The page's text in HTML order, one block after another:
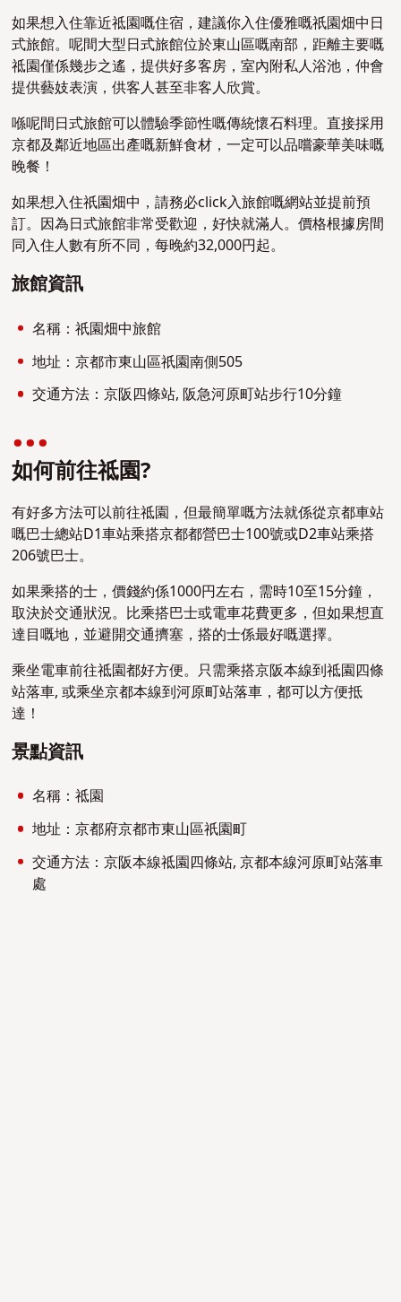
如果想入住靠近祗園嘅住宿，建議你入住優雅嘅祇園畑中日
式旅館。呢間大型日式旅館位於東山區嘅南部，距離主要嘅
祗園僅係幾步之遙，提供好多客房，室內附私人浴池，仲會
提供藝妓表演，供客人甚至非客人欣賞。
喺呢間日式旅館可以體驗季節性嘅傳統懷石料理。直接採用
京都及鄰近地區出產嘅新鮮食材，一定可以品嚐豪華美味嘅
晚餐！
如果想入住祇園畑中，請務必click入旅館嘅網站並提前預
訂。因為日式旅館非常受歡迎，好快就滿人。價格根據房間
同入住人數有所不同，每晚約32,000円起。
旅館資訊
名稱：祇園畑中旅館
地址：京都市東山區祇園南側505
交通方法：京阪四條站, 阪急河原町站步行10分鐘
如何前往祗園?
有好多方法可以前往祗園，但最簡單嘅方法就係從京都車站
嘅巴士總站D1車站乘搭京都都營巴士100號或D2車站乘搭
206號巴士。
如果乘搭的士，價錢約係1000円左右，需時10至15分鐘，
取決於交通狀況。比乘搭巴士或電車花費更多，但如果想直
達目嘅地，並避開交通擠塞，搭的士係最好嘅選擇。
乘坐電車前往祗園都好方便。只需乘搭京阪本線到祗園四條
站落車, 或乘坐京都本線到河原町站落車，都可以方便抵
達！
景點資訊
名稱：祗園
地址：京都府京都市東山區祇園町
交通方法：京阪本線祗園四條站, 京都本線河原町站落車
處